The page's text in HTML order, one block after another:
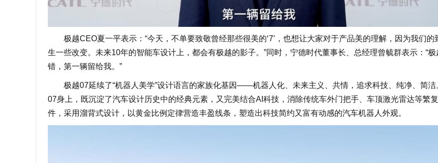
极越CEO夏一平表示：“今天，不单要致敬曾经那些很美的‘7’，也想让大家对于产品美的理解，因为我们的
生一些改变。未来10年的智能车设计上，都会有极越的影子。”同时，宁德时代董事长、总经理曾毓群表示：“极
错，第一辆留给我。”
极越07延续了“机器人美学”设计语言的家族化基因——机器人化、未来主义、共情，追求科技、纯净、简洁
07身上，既沉淀了汽车设计历史中的经典元素，又完美结合AI科技，消除传统车外门把手、车顶激光雷达等繁
件，采用溜背式设计，以黄金比例定律营造丰盈线条，塑造出科技简约又富有动感的汽车机器人外观。